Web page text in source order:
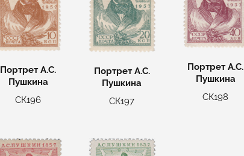
Портрет А.С.
Пушкина
СК196
Портрет А.С.
Пушкина
СК197
Портрет А.С.
Пушкина
СК198